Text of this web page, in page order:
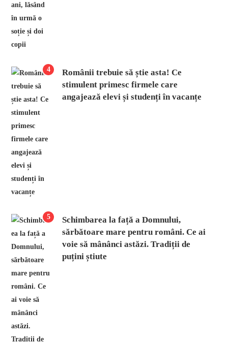
4
Românii trebuie să știe asta! Ce
stimulent primesc firmele care
angajează elevi și studenți în vacanțe
5
Schimbarea la față a Domnului,
sărbătoare mare pentru români. Ce ai
voie să mânânci astăzi. Tradiții de
puțini știute